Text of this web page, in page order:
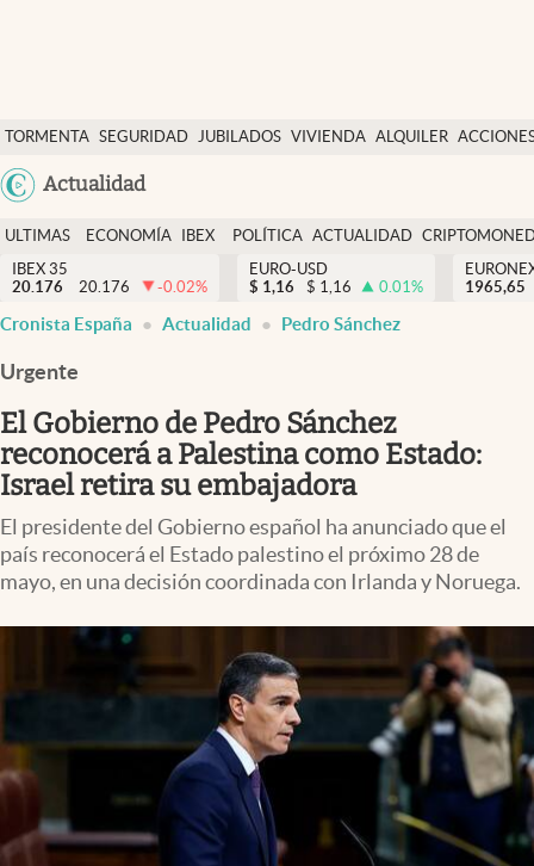
TORMENTA SEGURIDAD JUBILADOS VIVIENDA ALQUILER
USA
Actualidad
Economía y finanzas
Política
Actualidad
Criptomonedas
España
ULTIMAS
NOTICIAS
ECONOMÍA
FINANZAS
IBEX
EURO
POLÍTICA ACTUALIDAD
IBEX 35
20.176
20.176 -0.02%
EURO-USD
$ 1,16 $ 1,16 0.01%
1965,65
Cronista España Actualidad Pedro Sánchez
Urgente
El Gobierno de Pedro Sánchez
reconocerá a Palestina como Estado:
Israel retira su embajadora
El presidente del Gobierno español ha anunciado que el
país reconocerá el Estado palestino el próximo 28 de
mayo, en una decisión coordinada con Irlanda y Noruega.